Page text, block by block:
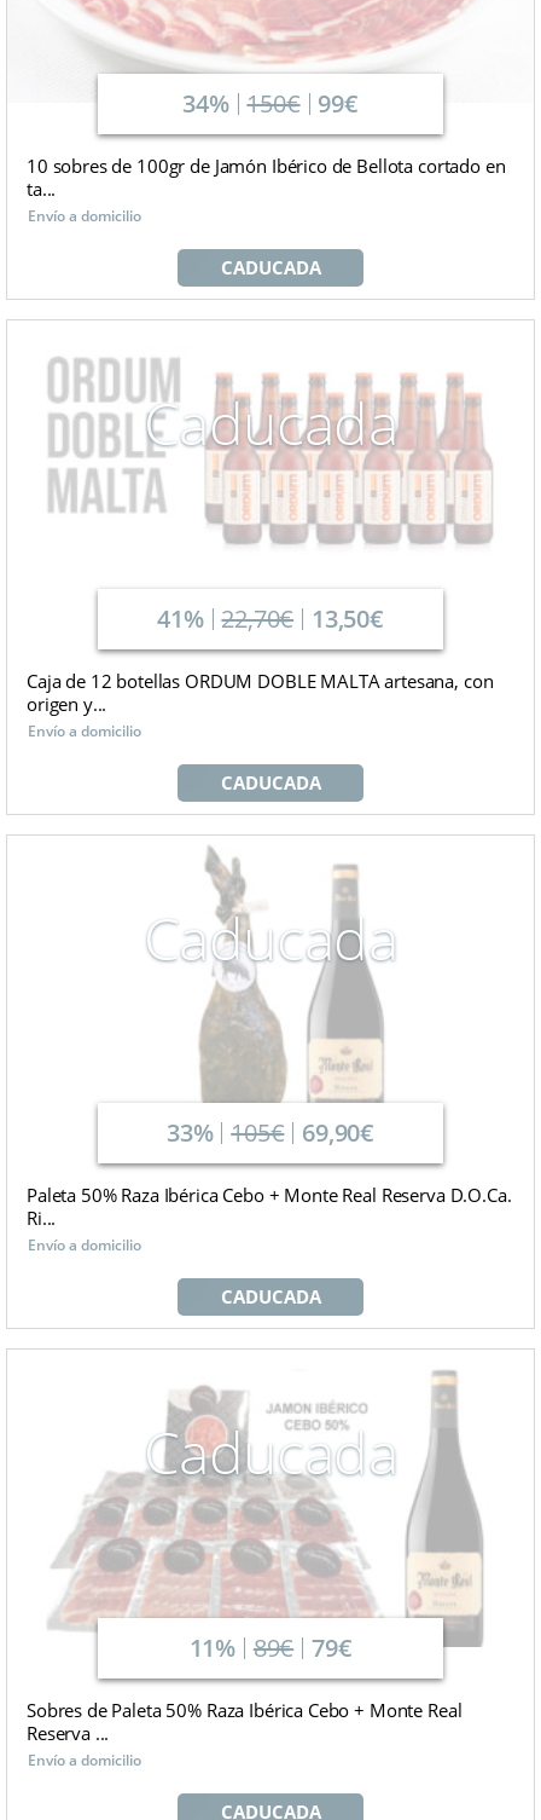
34% 150€ 99€
10 sobres de 100gr de Jamón Ibérico de Bellota cortado en
ta...
Envío a domicilio
CADUCADA
Caducada
41% 22,70€ 13,50€
Caja de 12 botellas ORDUM DOBLE MALTA artesana, con
origen y...
Envío a domicilio
CADUCADA
Caducada
33% 105€ 69,90€
Paleta 50% Raza Ibérica Cebo + Monte Real Reserva D.O.Ca.
Ri...
Envío a domicilio
CADUCADA
Caducada
11% 89€ 79€
Sobres de Paleta 50% Raza Ibérica Cebo + Monte Real
Reserva ...
Envío a domicilio
CADUCADA